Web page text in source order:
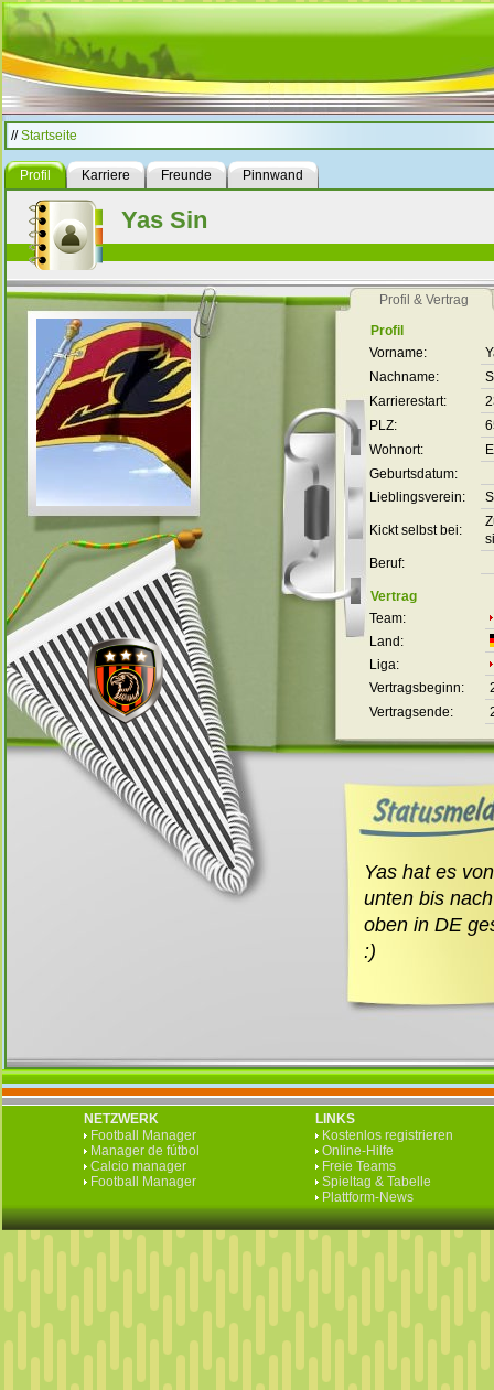
//Startseite
Profil Karriere Freunde Pinnwand
Yas Sin
Profil & Vertrag
Profil
Vorname:
Nachname:
Karrierestart:
PLZ:
Wohnort:
Geburtsdatum:
Lieblingsverein:
Kickt selbst bei:
Beruf:
Vertrag
Team:
Land:
Liga:
Vertragsbeginn:
Vertragsende:
Yas hat es
unten bis
oben in DE
:)
NETZWERK
Football Manager
Manager de fútbol
Calcio manager
Football Manager
LINKS
Kostenlos registrieren
Online-Hilfe
Freie Teams
Spieltag & Tabelle
Plattform-News